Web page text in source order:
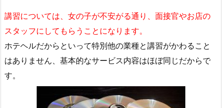
講習については、女の子が不安がる通り、面接官やお店の
スタッフにしてもらうことになります。
ホテヘルだからといって特別他の業種と講習がかわること
はありません、基本的なサービス内容はほぼ同じだからで
す。